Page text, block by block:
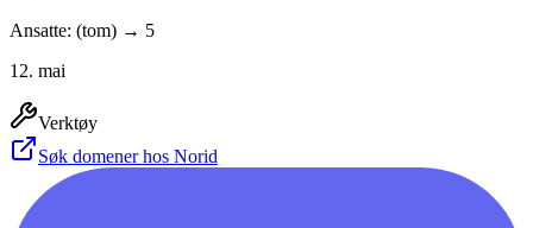
Ansatte: (tom) → 5
12. mai
Verktøy
Søk domener hos Norid